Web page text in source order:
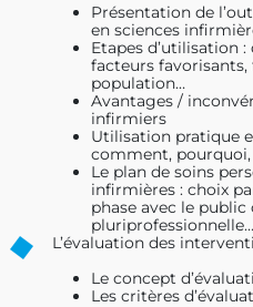
Présentation de
en sciences
Etapes d’utilisation
facteurs favorisants,
population…
Avantages /
infirmiers
Utilisation pratique
comment,
Le plan de soins
infirmières : choix
phase avec le
pluriprofessionnelle…
L’évaluation des
Le concept
Les critères